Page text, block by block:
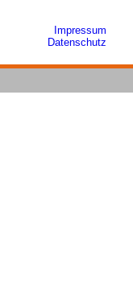
Impressum
Datenschutz